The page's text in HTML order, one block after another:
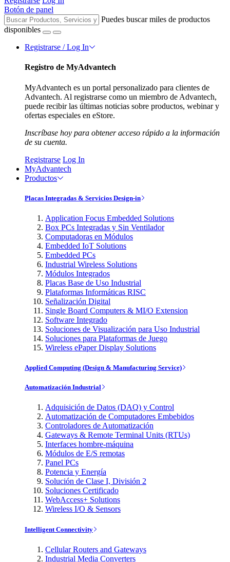
Botón de panel
Puedes buscar miles de productos
disponibles
Registrarse / Log In
Registro de MyAdvantech
MyAdvantech es un portal personalizado para clientes de
Advantech. Al registrarse como un miembro de Advantech,
puede recibir las últimas noticias sobre productos, webinar y
ofertas especiales en eStore.
Inscríbase hoy para obtener acceso rápido a la información
de su cuenta.
Registrarse Log In
MyAdvantech
Productos
Placas Integradas & Servicios Design-in
Application Focus Embedded Solutions
Box PCs Integradas y Sin Ventilador
Computadoras en Módulos
Embedded IoT Solutions
Embedded PCs
Industrial Wireless Solutions
Módulos Integrados
Placas Base de Uso Industrial
Plataformas Informáticas RISC
Señalización Digital
Single Board Computers & MI/O Extension
Software Integrado
Soluciones de Visualización para Uso Industrial
Soluciones para Plataformas de Juego
Wireless ePaper Display Solutions
Applied Computing (Design & Manufacturing Service)
Automatización Industrial
Adquisición de Datos (DAQ) y Control
Automatización de Computadores Embebidos
Controladores de Automatización
Gateways & Remote Terminal Units (RTUs)
Interfaces hombre-máquina
Módulos de E/S remotas
Panel PCs
Potencia y Energía
Solución de Clase I, División 2
Soluciones Certificado
WebAccess+ Solutions
Wireless I/O & Sensors
Intelligent Connectivity
Cellular Routers and Gateways
Industrial Media Converters